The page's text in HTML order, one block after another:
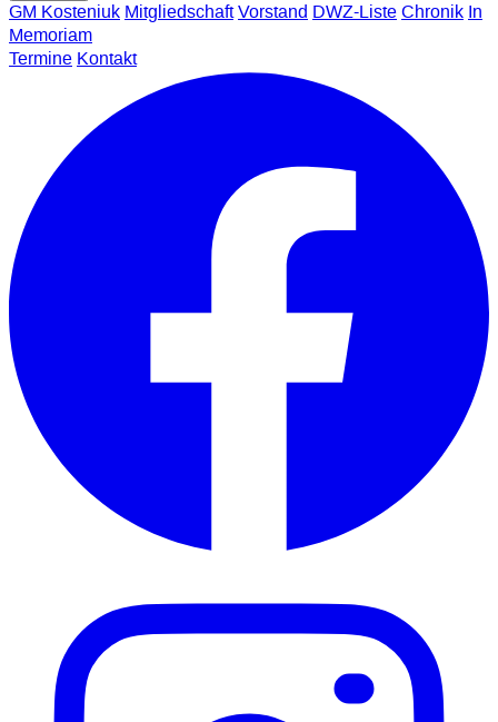
GM Kosteniuk Mitgliedschaft Vorstand DWZ-Liste Chronik In
Memoriam
Termine Kontakt